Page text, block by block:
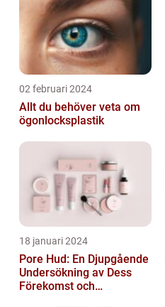
02 februari 2024
Allt du behöver veta om
ögonlocksplastik
18 januari 2024
Pore Hud: En Djupgående
Undersökning av Dess
Förekomst och